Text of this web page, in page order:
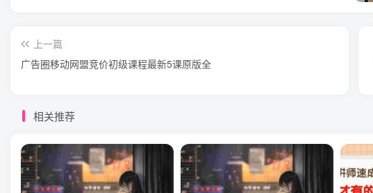
上一篇
广告圈移动网盟竞价初级课程最新5课原版全
相关推荐